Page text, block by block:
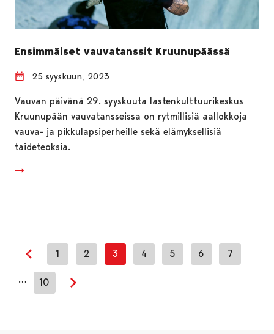
Ensimmäiset vauvatanssit Kruunupäässä
25 syyskuun, 2023
Vauvan päivänä 29. syyskuuta lastenkulttuurikeskus
Kruunupään vauvatansseissa on rytmillisiä aallokkoja
vauva- ja pikkulapsiperheille sekä elämyksellisiä
taideteoksia.
Edellinen sivu
1 2 3 4 5 6 7
… 10
Seuraava sivu